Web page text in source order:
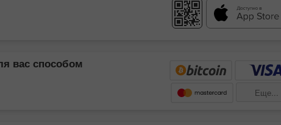
вас способом
Еще...